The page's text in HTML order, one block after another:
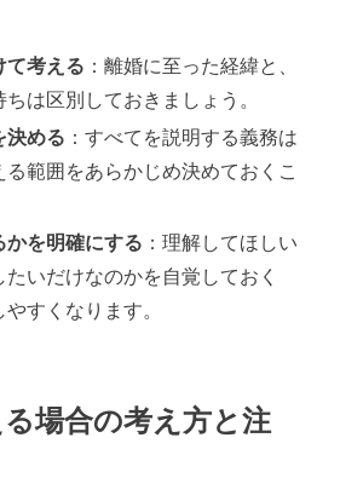
て考える ：離婚に至った経緯と、
は区別しておきましょう。
決める ：すべてを説明する義務は
範囲をあらかじめ決めておくこ
かを明確にする ：理解してほしい
いだけなのかを自覚しておく
すくなります。
場合の考え方と注